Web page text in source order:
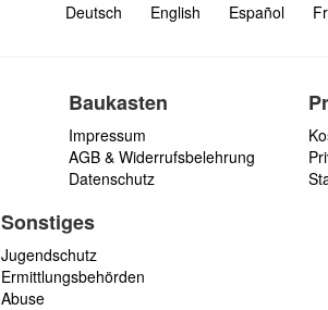
Deutsch English Español
Baukasten
Impressum
AGB & Widerrufsbelehrung
Datenschutz
Sonstiges
Jugendschutz
Ermittlungsbehörden
Abuse